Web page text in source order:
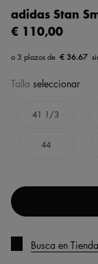
adidas Stan
€ 110,00
€ 36.67
Talla seleccionar
41 1/3
44
Busca en Tienda